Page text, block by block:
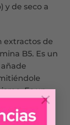
×
y de seco a
extractos de
B5. Es un
Es un